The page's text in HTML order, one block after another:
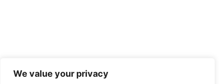
We value your privacy